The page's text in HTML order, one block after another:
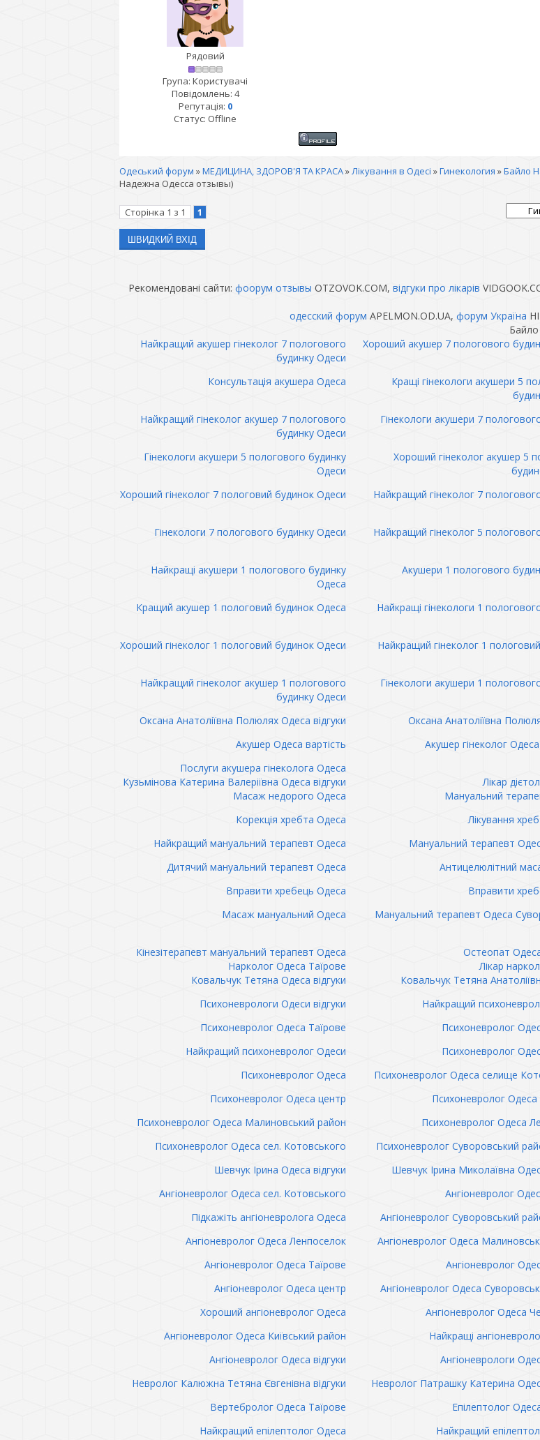
Рядовий
Група: Користувачі
Повідомлень: 4
Репутація: 0
Статус: Offline
Одеський форум »МЕДИЦИНА, ЗДОРОВ'Я ТА КРАСА»Лікування в Одесі »Гинекология »Байло
Надежна Одесса отзывы)
Сторінка 1 з 1
1
Рекомендовані сайти: фоорум отзывы OTZOVOK.COM, відгуки про лікарів
одесский форум APELMON.OD.UA, форум Україна
Найкращий акушер гінеколог 7 пологового
будинку Одеси
Хороший акушер 7 пологового
Консультація акушера Одеса
Кращі гінекологи акушери 5
Найкращий гінеколог акушер 7 пологового
будинку Одеси
Гінекологи акушери 7
Гінекологи акушери 5 пологового будинку
Одеси
Хороший гінеколог акушер 5
Хороший гінеколог 7 пологовий будинок Одеси
Найкращий гінеколог 7
Гінекологи 7 пологового будинку Одеси
Найкращий гінеколог 5
Найкращі акушери 1 пологового будинку
Одеса
Акушери 1 пологового
Кращий акушер 1 пологовий будинок Одеса
Найкращі гінекологи 1
Хороший гінеколог 1 пологовий будинок Одеси
Найкращий гінеколог 1
Найкращий гінеколог акушер 1 пологового
будинку Одеси
Гінекологи акушери 1
Оксана Анатоліївна Полюлях Одеса відгуки Оксана Анатоліївна
Акушер Одеса вартість
Акушер гінеколог Одеса
Послуги акушера гінеколога Одеса
Кузьмінова Катерина Валеріївна Одеса відгуки
Лікар
Масаж недорого Одеса
Мануальний
Корекція хребта Одеса
Лікування
Найкращий мануальний терапевт Одеса
Мануальний терапевт
Дитячий мануальний терапевт Одеса
Антицелюлітний
Вправити хребець Одеса
Вправити
Масаж мануальний Одеса
Мануальний терапевт Одеса
Кінезітерапевт мануальний терапевт Одеса Остеопат
Нарколог Одеса Таїрове
Лікар
Ковальчук Тетяна Одеса відгуки
Ковальчук Тетяна
Психоневрологи Одеси відгуки
Найкращий
Психоневролог Одеса Таїрове
Психоневролог
Найкращий психоневролог Одеси
Психоневролог
Психоневролог Одеса
Психоневролог Одеса селище
Психоневролог Одеса центр
Психоневролог Одеса
Психоневролог Одеса Малиновський район
Психоневролог Одеса
Психоневролог Одеса сел. Котовського
Психоневролог Суворовський
Шевчук Ірина Одеса відгуки
Шевчук Ірина Миколаївна
Ангіоневролог Одеса сел. Котовського
Ангіоневролог
Підкажіть ангіоневролога Одеса
Ангіоневролог Суворовський
Ангіоневролог Одеса Ленпоселок
Ангіоневролог Одеса
Ангіоневролог Одеса Таїрове
Ангіоневролог
Ангіоневролог Одеса центр
Ангіоневролог Одеса
Хороший ангіоневролог Одеса
Ангіоневролог Одеса
Ангіоневролог Одеса Київський район
Найкращі
Ангіоневролог Одеса відгуки
Ангіоневрологи
Невролог Калюжна Тетяна Євгенівна відгуки
Невролог Патрашку Катерина
Вертебролог Одеса Таїрове
Епілептолог
Найкращий епілептолог Одеса
Найкращий